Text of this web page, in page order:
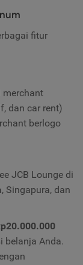
fitur
merchant
dan car rent)
berlogo
JCB Lounge di
Singapura, dan
belanja Anda.